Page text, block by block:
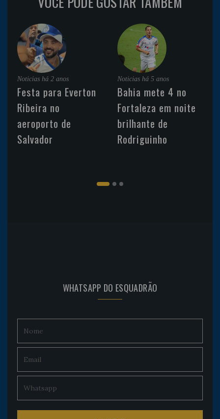
Noticias há 2 anos
Festa para Everton
Ribeira no
aeroporto de
Salvador
Noticias há 5 anos
Bahia mete 4 no
Fortaleza em noite
brilhante de
Rodriguinho
WHATSAPP DO ESQUADRÃO